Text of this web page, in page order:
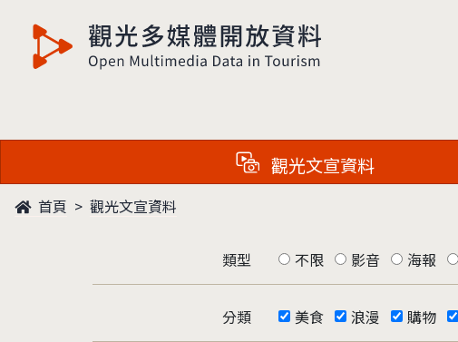
觀光多媒體開放資料
觀光文宣資料
首頁 觀光文宣資料
類型 不限 影音 海報
分類 美食 浪漫 購物